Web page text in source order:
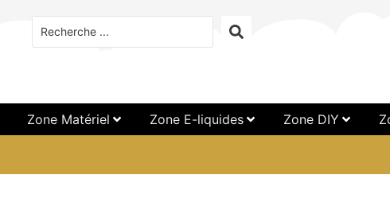
Zone Matériel Zone E-liquides Zone DIY